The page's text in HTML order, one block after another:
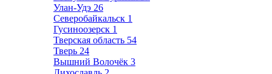
Улан-Удэ 26
Северобайкальск 1
Гусиноозерск 1
Тверская область 54
Тверь 24
Вышний Волочёк 3